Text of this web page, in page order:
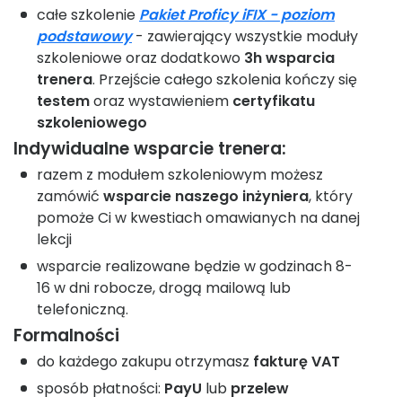
całe szkolenie PakietProficy iFIX - poziom
podstawowy - zawierający wszystkie moduły
szkoleniowe oraz dodatkowo 3h wsparcia
trenera. Przejście całego szkolenia kończy się
testemoraz wystawieniem certyfikatu
szkoleniowego
Indywidualne wsparcie trenera:
razem z modułem szkoleniowym możesz
zamówić wsparcie naszego inżyniera, który
pomoże Ci w kwestiach omawianych na danej
lekcji
wsparcie realizowane będzie w godzinach 8-
16 w dni robocze, drogą mailową lub
telefoniczną.
Formalności
do każdego zakupu otrzymasz fakturę VAT
sposób płatności: PayU lub przelew